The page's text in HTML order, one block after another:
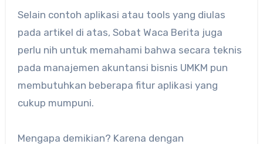
Selain contoh aplikasi atau tools yang diulas
pada artikel di atas, Sobat Waca Berita juga
perlu nih untuk memahami bahwa secara teknis
pada manajemen akuntansi bisnis UMKM pun
membutuhkan beberapa fitur aplikasi yang
cukup mumpuni.
Mengapa demikian? Karena dengan